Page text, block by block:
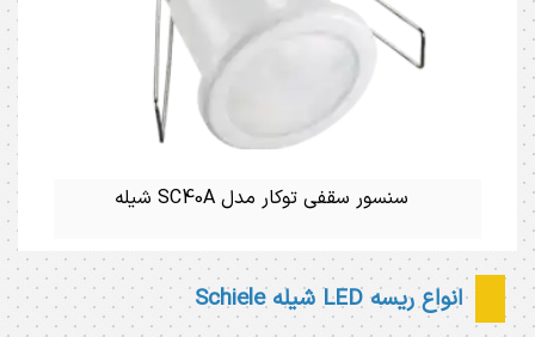
سنسور سقفی توکار مدل SC40A شیله
انواع ریسه LED شیله Schiele